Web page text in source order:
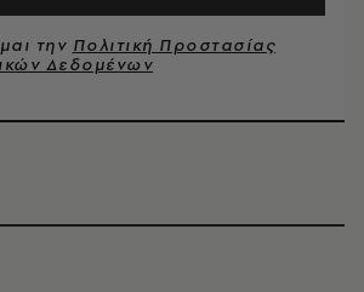
την Πολιτική Προστασίας
Δεδομένων